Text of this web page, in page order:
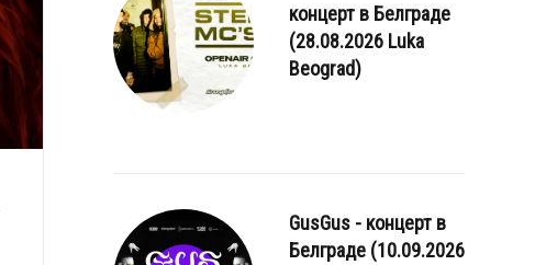
концерт в Белграде
(28.08.2026 Luka
Beograd)
GusGus - концерт в
Белграде (10.09.2026